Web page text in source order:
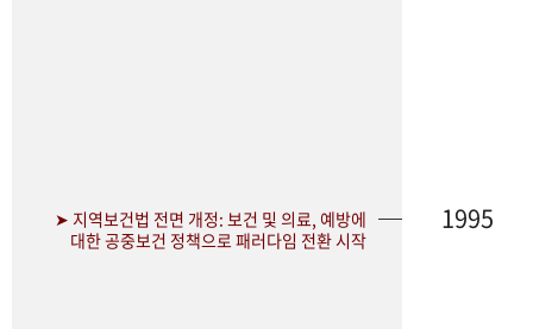
➤ 지역보건법 전면 개정: 보건 및 의료, 예방에
대한 공중보건 정책으로 패러다임 전환 시작
1995